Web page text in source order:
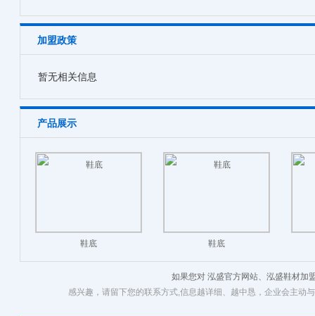
加盟政策
暂无相关信息
产品展示
鞋底 鞋底
如果您对 泓盛官方网站、泓盛鞋材加
感兴趣，请留下您的联系方式,信息越详细、越中恳，企业会主动